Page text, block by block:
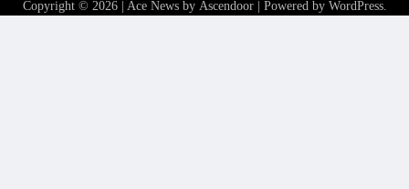
Copyright © 2026 | Ace News by Ascendoor| Powered by WordPress.